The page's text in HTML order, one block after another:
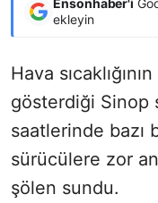
ekleyin
Hava
gösterdiği Sinop
saatlerinde bazı
sürücülere zor
şölen sundu.